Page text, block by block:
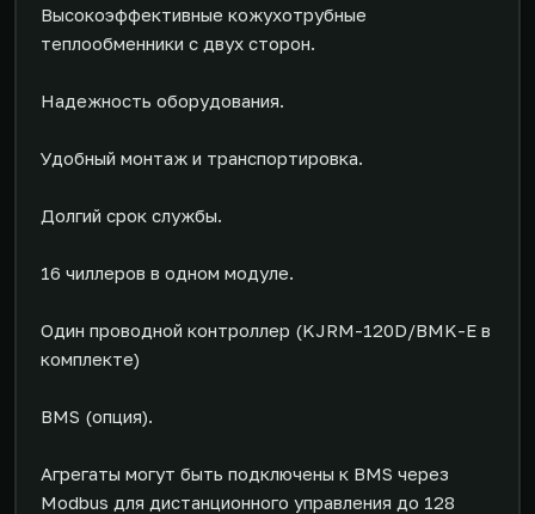
Высокоэффективные кожухотрубные
теплообменники с двух сторон.
Надежность оборудования.
Удобный монтаж и транспортировка.
Долгий срок службы.
16 чиллеров в одном модуле.
Один проводной контроллер (KJRM-120D/BMK-E в
комплекте)
BMS (опция).
Агрегаты могут быть подключены к BMS через
Modbus для дистанционного управления до 128